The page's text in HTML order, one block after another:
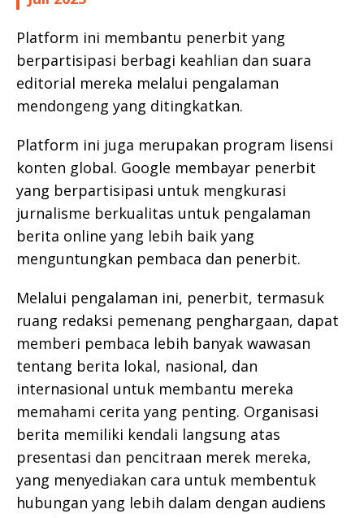
Platform ini membantu penerbit yang
berpartisipasi berbagi keahlian dan suara
editorial mereka melalui pengalaman
mendongeng yang ditingkatkan.
Platform ini juga merupakan program lisensi
konten global. Google membayar penerbit
yang berpartisipasi untuk mengkurasi
jurnalisme berkualitas untuk pengalaman
berita online yang lebih baik yang
menguntungkan pembaca dan penerbit.
Melalui pengalaman ini, penerbit, termasuk
ruang redaksi pemenang penghargaan, dapat
memberi pembaca lebih banyak wawasan
tentang berita lokal, nasional, dan
internasional untuk membantu mereka
memahami cerita yang penting. Organisasi
berita memiliki kendali langsung atas
presentasi dan pencitraan merek mereka,
yang menyediakan cara untuk membentuk
hubungan yang lebih dalam dengan audiens